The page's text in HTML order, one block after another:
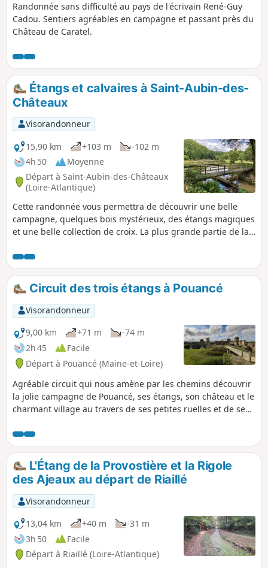
Randonnée sans difficulté au pays de l'écrivain René-Guy
Cadou. Sentiers agréables en campagne et passant près du
Château de Caratel.
Étangs et calvaires à Saint-Aubin-des-
Châteaux
Visorandonneur
15,90 km
+103 m
-102 m
4h 50
Moyenne
Départ à Saint-Aubin-des-Châteaux
(Loire-Atlantique)
Cette randonnée vous permettra de découvrir une belle
campagne, quelques bois mystérieux, des étangs magiques
et une belle collection de croix. La plus grande partie de la
d’arbres majestueux. Les liaisons plus ou moins longues sur
route sont vite oubliées !
Circuit des trois étangs à Pouancé
Visorandonneur
9,00 km
+71 m
-74 m
2h 45
Facile
Départ à Pouancé (Maine-et-Loire)
Agréable circuit qui nous amène par les chemins découvrir
la jolie campagne de Pouancé, ses étangs, son château et le
charmant village au travers de ses petites ruelles et de ses
avec de jolis points de vue.
L'Étang de la Provostière et la Rigole
des Ajeaux au départ de Riaillé
Visorandonneur
13,04 km
+40 m
-31 m
3h 50
Facile
Départ à Riaillé (Loire-Atlantique)